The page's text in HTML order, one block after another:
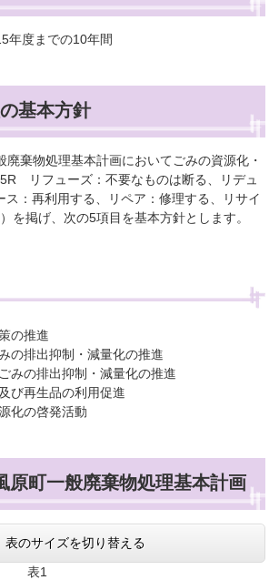
年度までの10年間
基本方針
棄物処理基本計画においてごみの資源化・
リフューズ：不要なものは断る、リデュ
ス：再利用する、リペア：修理する、リサイ
を掲げ、次の5項目を基本方針とします。
の推進
の排出抑制・減量化の推進
みの排出抑制・減量化の推進
び再生品の利用促進
化の啓発活動
原町一般廃棄物処理基本計画
表のサイズを切り替える
表1